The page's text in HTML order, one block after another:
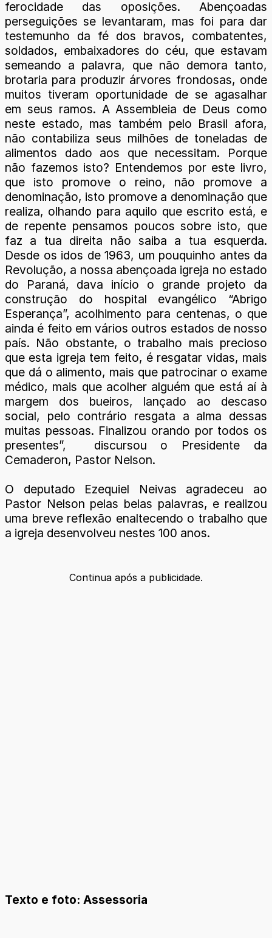
ferocidade das oposições. Abençoadas
perseguições se levantaram, mas foi para dar
testemunho da fé dos bravos, combatentes,
soldados, embaixadores do céu, que estavam
semeando a palavra, que não demora tanto,
brotaria para produzir árvores frondosas, onde
muitos tiveram oportunidade de se agasalhar
em seus ramos. A Assembleia de Deus como
neste estado, mas também pelo Brasil afora,
não contabiliza seus milhões de toneladas de
alimentos dado aos que necessitam. Porque
não fazemos isto? Entendemos por este livro,
que isto promove o reino, não promove a
denominação, isto promove a denominação que
realiza, olhando para aquilo que escrito está, e
de repente pensamos poucos sobre isto, que
faz a tua direita não saiba a tua esquerda.
Desde os idos de 1963, um pouquinho antes da
Revolução, a nossa abençoada igreja no estado
do Paraná, dava início o grande projeto da
construção do hospital evangélico “Abrigo
Esperança”, acolhimento para centenas, o que
ainda é feito em vários outros estados de nosso
país. Não obstante, o trabalho mais precioso
que esta igreja tem feito, é resgatar vidas, mais
que dá o alimento, mais que patrocinar o exame
médico, mais que acolher alguém que está aí à
margem dos bueiros, lançado ao descaso
social, pelo contrário resgata a alma dessas
muitas pessoas. Finalizou orando por todos os
presentes”, discursou o Presidente da
Cemaderon, Pastor Nelson.
O deputado Ezequiel Neivas agradeceu ao
Pastor Nelson pelas belas palavras, e realizou
uma breve reflexão enaltecendo o trabalho que
a igreja desenvolveu nestes 100 anos.
Continua após a publicidade.
Texto e foto: Assessoria